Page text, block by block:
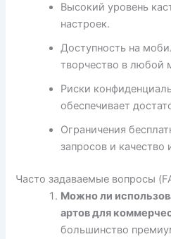
Высокий уровень
настроек.
Доступность на
творчество в любой
Риски
обеспечивает
Ограничения
запросов и качество
Часто задаваемые вопросы
Можно ли
артов для
большинство